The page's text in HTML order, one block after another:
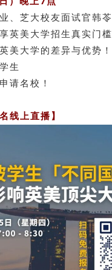
、芝大校友面试官韩苓
英美大学招生真实门槛
美大学的差异与优势！
生
请名校！
线上直播】